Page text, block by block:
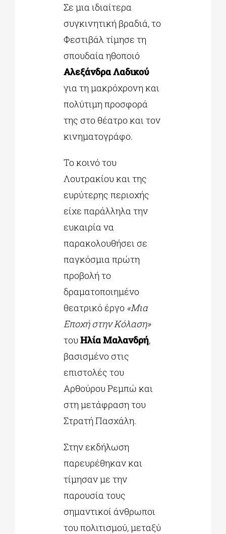
Σε μια ιδιαίτερα
συγκινητική βραδιά, το
Φεστιβάλ τίμησε τη
σπουδαία ηθοποιό
Αλεξάνδρα Λαδικού
για τη μακρόχρονη και
πολύτιμη προσφορά
της στο θέατρο και τον
κινηματογράφο.
Το κοινό του
Λουτρακίου και της
ευρύτερης περιοχής
είχε παράλληλα την
ευκαιρία να
παρακολουθήσει σε
παγκόσμια πρώτη
προβολή το
δραματοποιημένο
θεατρικό έργο «Μια
Εποχή στην Κόλαση»
τουΗλία Μαλανδρή,
βασισμένο στις
επιστολές του
Αρθούρου Ρεμπώ και
στη μετάφραση του
Στρατή Πασχάλη.
Στην εκδήλωση
παρευρέθηκαν και
τίμησαν με την
παρουσία τους
σημαντικοί άνθρωποι
του πολιτισμού, μεταξύ